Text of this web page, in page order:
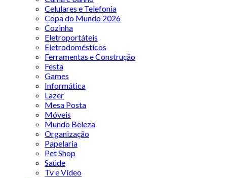
Celulares e Telefonia
Copa do Mundo 2026
Cozinha
Eletroportáteis
Eletrodomésticos
Ferramentas e Construção
Festa
Games
Informática
Lazer
Mesa Posta
Móveis
Mundo Beleza
Organização
Papelaria
Pet Shop
Saúde
Tv e Vídeo